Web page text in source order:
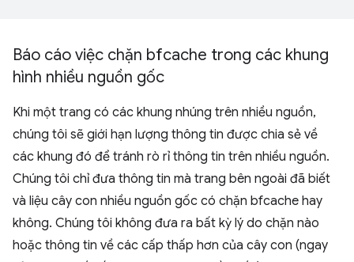
Báo cáo việc chặn bfcache trong các khung
hình nhiều nguồn gốc
Khi một trang có các khung nhúng trên nhiều nguồn,
chúng tôi sẽ giới hạn lượng thông tin được chia sẻ về
các khung đó để tránh rò rỉ thông tin trên nhiều nguồn.
Chúng tôi chỉ đưa thông tin mà trang bên ngoài đã biết
và liệu cây con nhiều nguồn gốc có chặn bfcache hay
không. Chúng tôi không đưa ra bất kỳ lý do chặn nào
hoặc thông tin về các cấp thấp hơn của cây con (ngay